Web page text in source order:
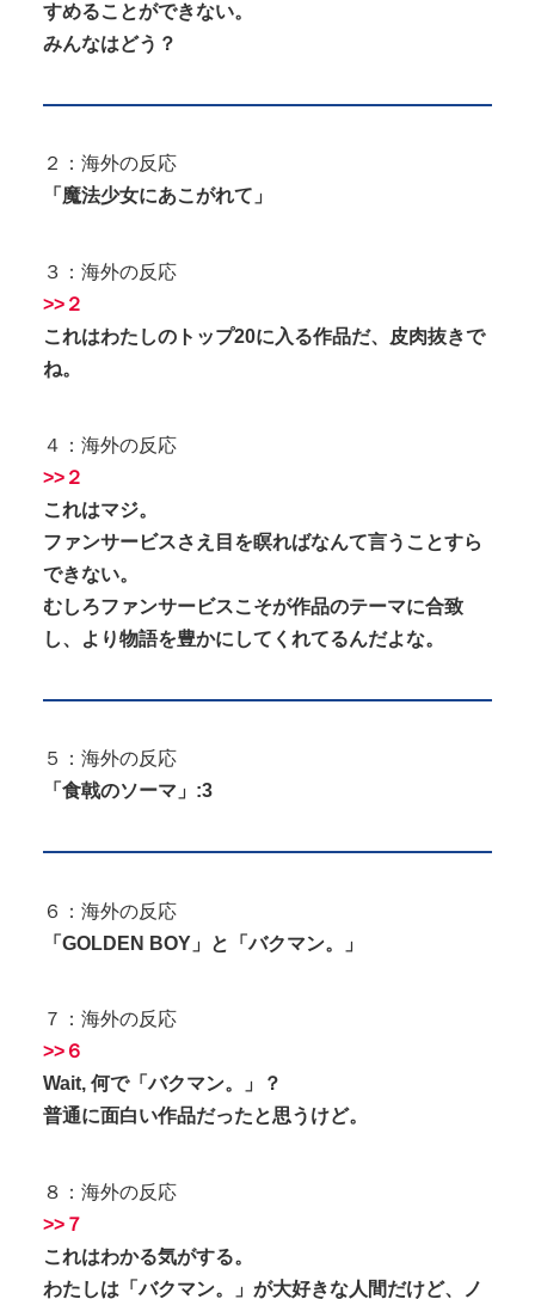
すめることができない。
みんなはどう？
２：海外の反応
「魔法少女にあこがれて」
３：海外の反応
>>２
これはわたしのトップ20に入る作品だ、皮肉抜きで
ね。
４：海外の反応
>>２
これはマジ。
ファンサービスさえ目を瞑ればなんて言うことすら
できない。
むしろファンサービスこそが作品のテーマに合致
し、より物語を豊かにしてくれてるんだよな。
５：海外の反応
「食戟のソーマ」:3
６：海外の反応
「GOLDEN BOY」と「バクマン。」
７：海外の反応
>>６
Wait, 何で「バクマン。」？
普通に面白い作品だったと思うけど。
８：海外の反応
>>７
これはわかる気がする。
わたしは「バクマン。」が大好きな人間だけど、ノ